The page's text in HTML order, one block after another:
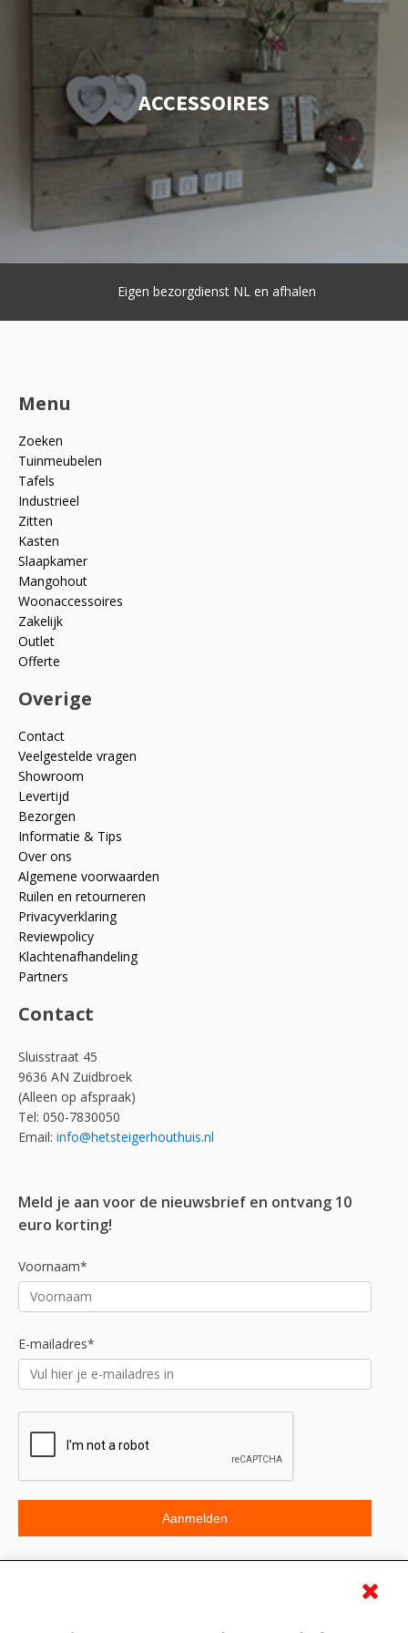
ACCESSOIRES
( Klantwaardering 9.3 )
Menu
Zoeken
Tuinmeubelen
Tafels
Industrieel
Zitten
Kasten
Slaapkamer
Mangohout
Woonaccessoires
Zakelijk
Outlet
Offerte
Overige
Contact
Veelgestelde vragen
Showroom
Levertijd
Bezorgen
Informatie & Tips
Over ons
Algemene voorwaarden
Ruilen en retourneren
Privacyverklaring
Reviewpolicy
Klachtenafhandeling
Partners
Contact
Sluisstraat 45
9636 AN Zuidbroek
(Alleen op afspraak)
Tel: 050-7830050
Email: info@hetsteigerhouthuis.nl
Meld je aan voor de nieuwsbrief en ontvang 10
euro korting!
Voornaam*
E-mailadres*